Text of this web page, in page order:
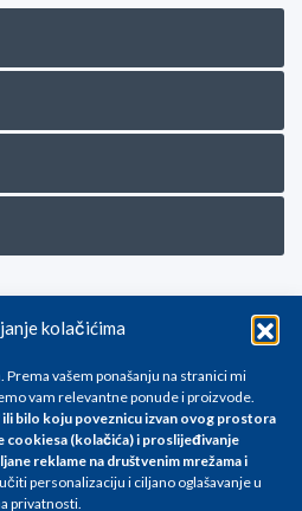
kolačićima
Prema vašem ponašanju na stranici mi
vam relevantne ponude i proizvode.
bilo koju poveznicu izvan ovog prostora
(kolačića) i proslijeđivanje
reklame na društvenim mrežama i
personalizaciju i ciljano oglašavanje u
privatnosti.
ponudi obratite nam se na
informativnog karaktera i podložne su
u Eurima i uključuju PDV. Sve